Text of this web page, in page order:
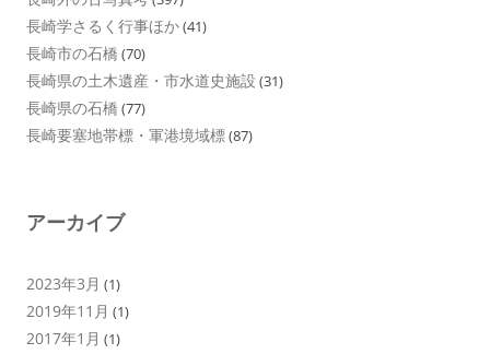
長崎学さるく行事ほか(41)
長崎市の石橋 (70)
長崎県の土木遺産・市水道史施設 (31)
長崎県の石橋 (77)
長崎要塞地帯標・軍港境域標(87)
アーカイブ
2023年3月 (1)
2019年11月 (1)
2017年1月 (1)